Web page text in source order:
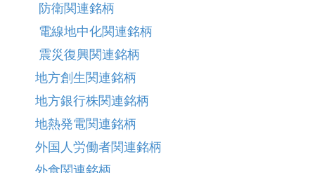
防衛関連銘柄
電線地中化関連銘柄
震災復興関連銘柄
地方創生関連銘柄
地方銀行株関連銘柄
地熱発電関連銘柄
外国人労働者関連銘柄
外食関連銘柄